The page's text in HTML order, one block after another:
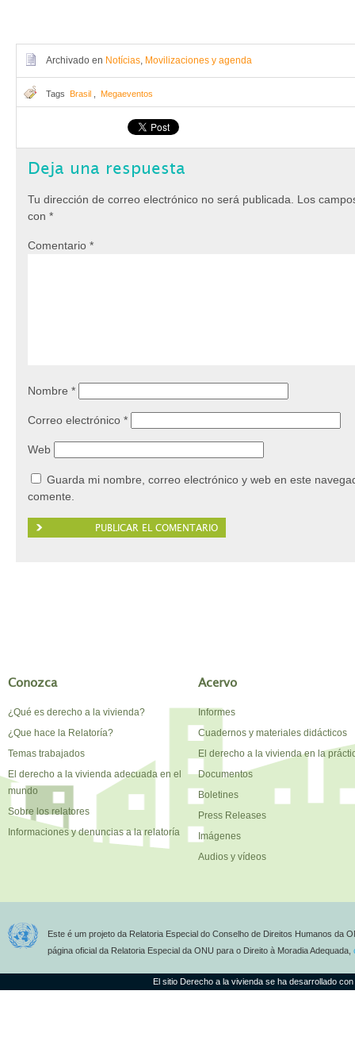
Archivado en Notícias, Movilizaciones y agenda
Tags Brasil Megaeventos
Deja una respuesta
Tu dirección de correo electrónico no será publicada.
Los
con *
Comentario *
Nombre *
Correo electrónico *
Web
Guarda mi nombre, correo electrónico y web en este
comente.
Conozca
¿Qué es derecho a la vivienda?
¿Que hace la Relatoría?
Temas trabajados
El derecho a la vivienda adecuada en el
mundo
Sobre los relatores
Informaciones y denuncias a la relatoría
Acervo
Informes
Cuadernos y materiales didácticos
El derecho a la vivienda en la
Documentos
Boletines
Press Releases
Imágenes
Audios y vídeos
Este é um projeto da Relatoria Especial do Conselho de Direitos Humanos da
página oficial da Relatoria Especial da ONU para o Direito à Moradia Adequada,
El sitio Derecho a la vivienda se ha desarrollado